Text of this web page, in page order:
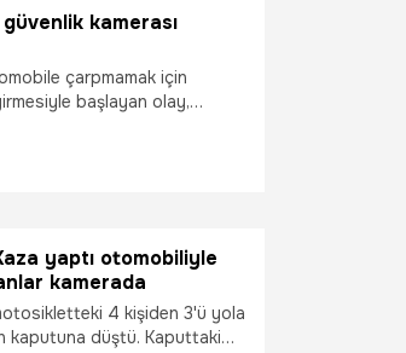
kamerası
çarpmamak için
başlayan olay,
yaşanan tartışma güvenlik
yaptı otomobiliyle
kamerada
4 kişiden 3'ü yola
kaputuna düştü. Kaputtaki